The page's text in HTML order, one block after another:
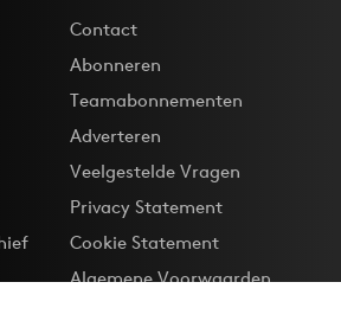
Contact
Abonneren
Teamabonnementen
Adverteren
Veelgestelde Vragen
Privacy Statement
Cookie Statement
Algemene Voorwaarden